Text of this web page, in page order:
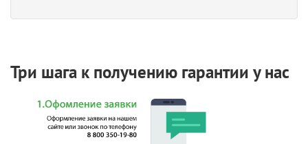
Три шага к получению гарантии у нас